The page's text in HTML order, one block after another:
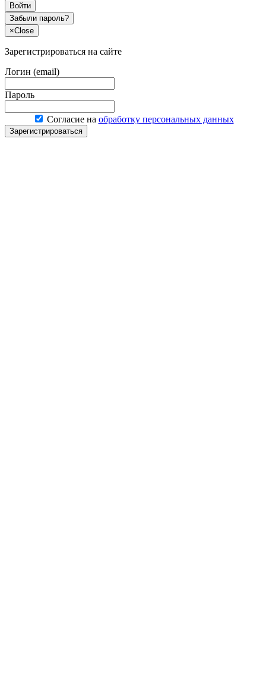
Войти
Забыли пароль?
×Close
Зарегистрироваться на сайте
Логин (email)
Пароль
Согласие на обработку персональных данных
Зарегистрироваться